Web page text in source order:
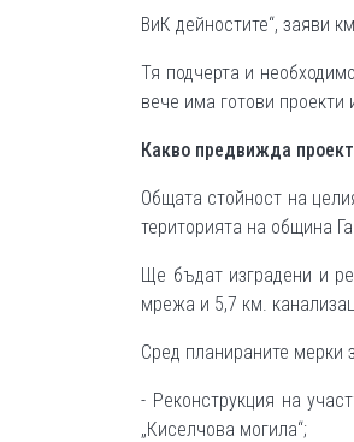
ВиК дейностите“, заяви
Тя подчерта и
вече има готови проекти
Какво предвижда
Общата стойност на
територията на община
Ще бъдат изградени и
мрежа и 5,7 км.
Сред планираните мерки
- Реконструкция на
„Киселчова могила“;